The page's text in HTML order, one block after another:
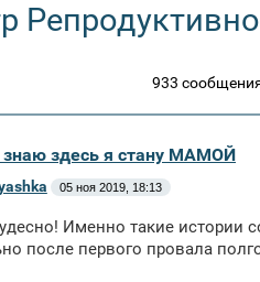
933
знаю здесь я стану МАМОЙ
05 ноя 2019, 18:13
Именно такие истории
после первого провала